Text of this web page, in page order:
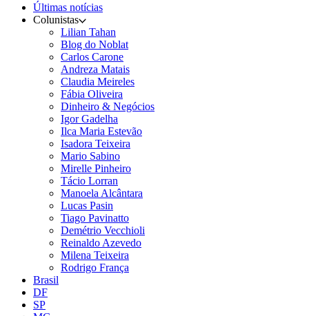
Últimas notícias
Colunistas
Lilian Tahan
Blog do Noblat
Carlos Carone
Andreza Matais
Claudia Meireles
Fábia Oliveira
Dinheiro & Negócios
Igor Gadelha
Ilca Maria Estevão
Isadora Teixeira
Mario Sabino
Mirelle Pinheiro
Tácio Lorran
Manoela Alcântara
Lucas Pasin
Tiago Pavinatto
Demétrio Vecchioli
Reinaldo Azevedo
Milena Teixeira
Rodrigo França
Brasil
DF
SP